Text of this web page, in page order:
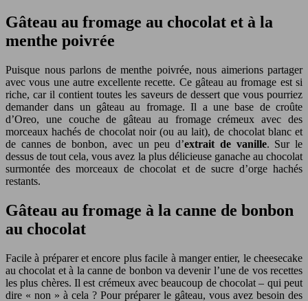
Gâteau au fromage au chocolat et à la
menthe poivrée
Puisque nous parlons de menthe poivrée, nous aimerions partager
avec vous une autre excellente recette. Ce gâteau au fromage est si
riche, car il contient toutes les saveurs de dessert que vous pourriez
demander dans un gâteau au fromage. Il a une base de croûte
d’Oreo, une couche de gâteau au fromage crémeux avec des
morceaux hachés de chocolat noir (ou au lait), de chocolat blanc et
de cannes de bonbon, avec un peu d’extrait de vanille. Sur le
dessus de tout cela, vous avez la plus délicieuse ganache au chocolat
surmontée des morceaux de chocolat et de sucre d’orge hachés
restants.
Gâteau au fromage à la canne de bonbon
au chocolat
Facile à préparer et encore plus facile à manger entier, le cheesecake
au chocolat et à la canne de bonbon va devenir l’une de vos recettes
les plus chères. Il est crémeux avec beaucoup de chocolat – qui peut
dire « non » à cela ? Pour préparer le gâteau, vous avez besoin des